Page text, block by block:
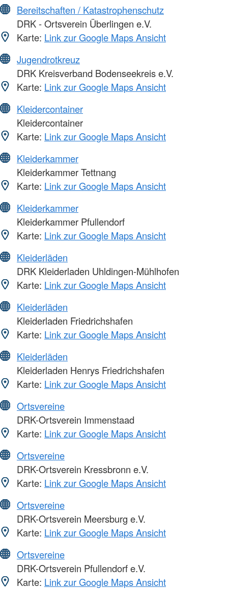
Bereitschaften / Katastrophenschutz
DRK - Ortsverein Überlingen e.V.
Karte: Link zur Google Maps Ansicht
Jugendrotkreuz
DRK Kreisverband Bodenseekreis e.V.
Karte: Link zur Google Maps Ansicht
Kleidercontainer
Kleidercontainer
Karte: Link zur Google Maps Ansicht
Kleiderkammer
Kleiderkammer Tettnang
Karte: Link zur Google Maps Ansicht
Kleiderkammer
Kleiderkammer Pfullendorf
Karte: Link zur Google Maps Ansicht
Kleiderläden
DRK Kleiderladen Uhldingen-Mühlhofen
Karte: Link zur Google Maps Ansicht
Kleiderläden
Kleiderladen Friedrichshafen
Karte: Link zur Google Maps Ansicht
Kleiderläden
Kleiderladen Henrys Friedrichshafen
Karte: Link zur Google Maps Ansicht
Ortsvereine
DRK-Ortsverein Immenstaad
Karte: Link zur Google Maps Ansicht
Ortsvereine
DRK-Ortsverein Kressbronn e.V.
Karte: Link zur Google Maps Ansicht
Ortsvereine
DRK-Ortsverein Meersburg e.V.
Karte: Link zur Google Maps Ansicht
Ortsvereine
DRK-Ortsverein Pfullendorf e.V.
Karte: Link zur Google Maps Ansicht